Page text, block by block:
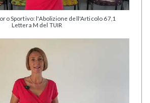
Sportivo: l'Abolizione dell'Articolo 67,1
Lettera M del TUIR